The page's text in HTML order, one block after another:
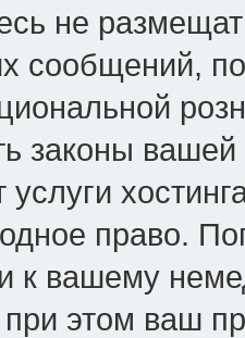
не
сообщений,
законы
услуги
право.
к вашему
этом ваш